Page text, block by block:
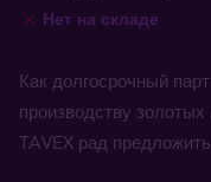
Нет на складе
Как долгосрочный
производству
TAVEX рад